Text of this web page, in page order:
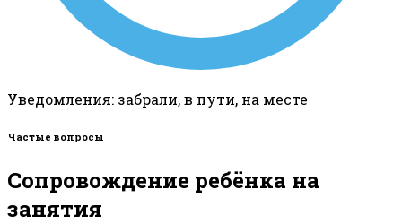
Уведомления: забрали, в пути, на месте
Частые вопросы
Сопровождение ребёнка на
занятия